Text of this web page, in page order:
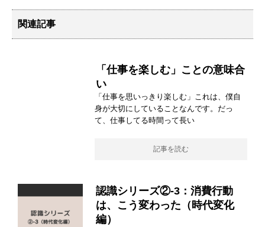
関連記事
「仕事を楽しむ」ことの意味合
い
「仕事を思いっきり楽しむ」これは、僕自
身が大切にしていることなんです。だっ
て、仕事してる時間って長い
記事を読む
認識シリーズ②-3：消費行動
は、こう変わった（時代変化
編）